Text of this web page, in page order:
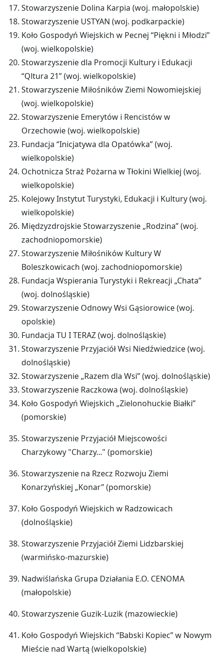
Stowarzyszenie Dolina Karpia (woj. małopolskie)
Stowarzyszenie USTYAN (woj. podkarpackie)
Koło Gospodyń Wiejskich w Pecnej “Piękni i Młodzi”
(woj. wielkopolskie)
Stowarzyszenie dla Promocji Kultury i Edukacji
“Qltura 21” (woj. wielkopolskie)
Stowarzyszenie Miłośników Ziemi Nowomiejskiej
(woj. wielkopolskie)
Stowarzyszenie Emerytów i Rencistów w
Orzechowie (woj. wielkopolskie)
Fundacja “Inicjatywa dla Opatówka” (woj.
wielkopolskie)
Ochotnicza Straż Pożarna w Tłokini Wielkiej (woj.
wielkopolskie)
Kolejowy Instytut Turystyki, Edukacji i Kultury (woj.
wielkopolskie)
Międzyzdrojskie Stowarzyszenie „Rodzina” (woj.
zachodniopomorskie)
Stowarzyszenie Miłośników Kultury W
Boleszkowicach (woj. zachodniopomorskie)
Fundacja Wspierania Turystyki i Rekreacji „Chata”
(woj. dolnośląskie)
Stowarzyszenie Odnowy Wsi Gąsiorowice (woj.
opolskie)
Fundacja TU I TERAZ (woj. dolnośląskie)
Stowarzyszenie Przyjaciół Wsi Niedźwiedzice (woj.
dolnośląskie)
Stowarzyszenie „Razem dla Wsi” (woj. dolnośląskie)
Stowarzyszenie Raczkowa (woj. dolnośląskie)
Koło Gospodyń Wiejskich „Zielonohuckie Białki”
(pomorskie)
Stowarzyszenie Przyjaciół Miejscowości
Charzykowy "Charzy..." (pomorskie)
Stowarzyszenie na Rzecz Rozwoju Ziemi
Konarzyńskiej „Konar” (pomorskie)
Koło Gospodyń Wiejskich w Radzowicach
(dolnośląskie)
Stowarzyszenie Przyjaciół Ziemi Lidzbarskiej
(warmińsko-mazurskie)
Nadwiślańska Grupa Działania E.O. CENOMA
(małopolskie)
Stowarzyszenie Guzik-Luzik (mazowieckie)
Koło Gospodyń Wiejskich “Babski Kopiec” w Nowym
Mieście nad Wartą (wielkopolskie)